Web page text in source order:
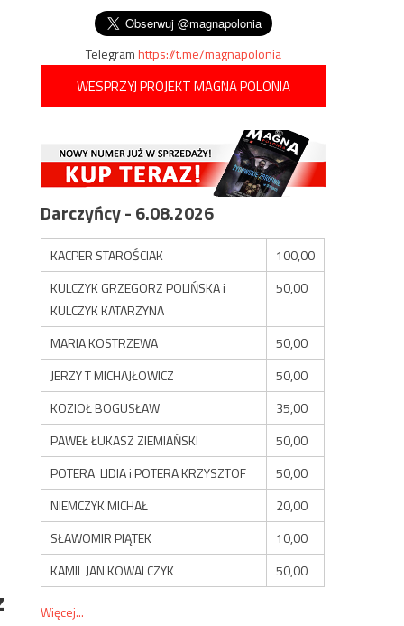
Telegramhttps://t.me/magnapolonia
WESPRZYJ PROJEKT MAGNA POLONIA
Darczyńcy - 6.08.2026
KACPER STAROŚCIAK
100,00
KULCZYK GRZEGORZ POLIŃSKA i
KULCZYK KATARZYNA
50,00
MARIA KOSTRZEWA
50,00
JERZY T MICHAJŁOWICZ
50,00
KOZIOŁ BOGUSŁAW
35,00
PAWEŁ ŁUKASZ ZIEMIAŃSKI
50,00
POTERA LIDIA i POTERA KRZYSZTOF
50,00
NIEMCZYK MICHAŁ
20,00
SŁAWOMIR PIĄTEK
10,00
KAMIL JAN KOWALCZYK
50,00
Więcej...